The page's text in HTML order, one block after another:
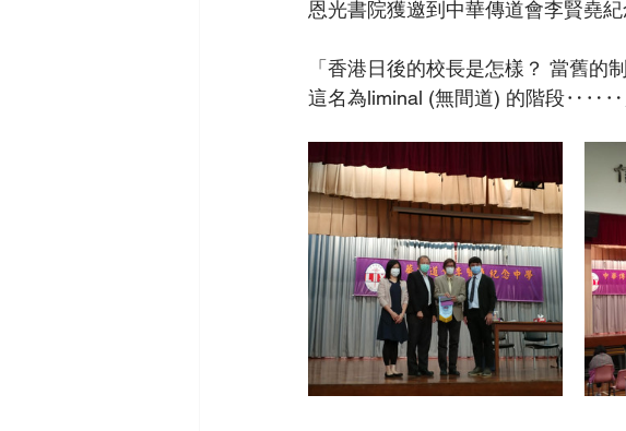
恩光書院獲邀到中華傳道會李賢堯
「香港日後的校長是怎樣？ 當舊的
這名為liminal (無間道) 的階段‥‥‥